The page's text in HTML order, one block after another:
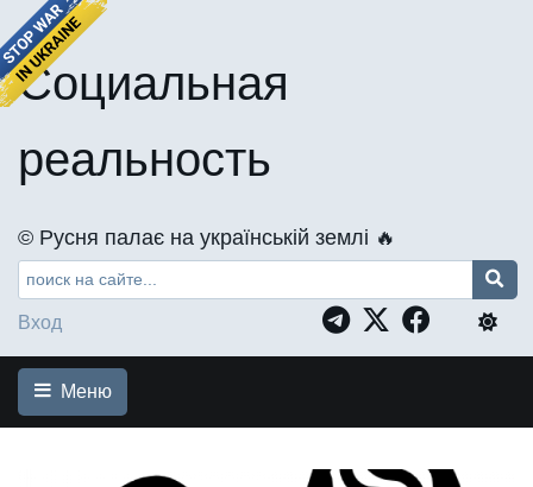
Социальная
реальность
©️ Русня палає на українській землі 🔥
Вход
Меню